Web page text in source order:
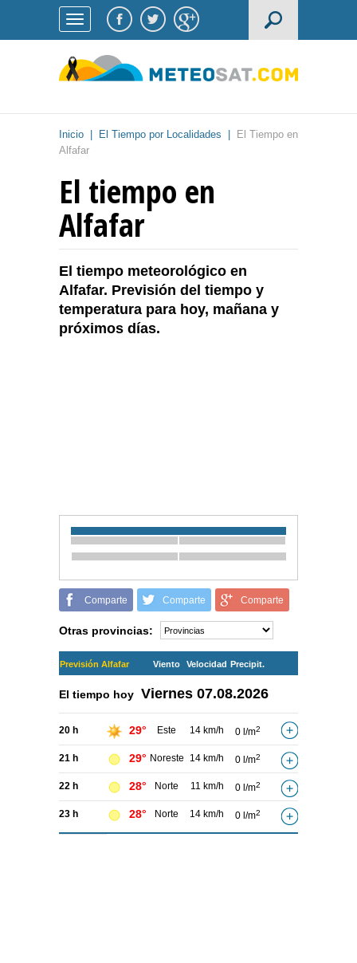
Inicio El Tiempo por Localidades
El Tiempo en
Alfafar
El tiempo en
Alfafar
El tiempo meteorológico en
Alfafar. Previsión del tiempo y
temperatura para hoy, mañana y
próximos días.
Comparte Comparte Comparte
Otras provincias:
Previsión Alfafar Viento Velocidad Precipit.
El tiempo hoy Viernes 07.08.2026
20 h 29° Este 14 km/h 0 l/m2
21 h 29° Noreste 14 km/h 0 l/m2
22 h 28° Norte 11 km/h 0 l/m2
23 h 28° Norte 14 km/h 0 l/m2